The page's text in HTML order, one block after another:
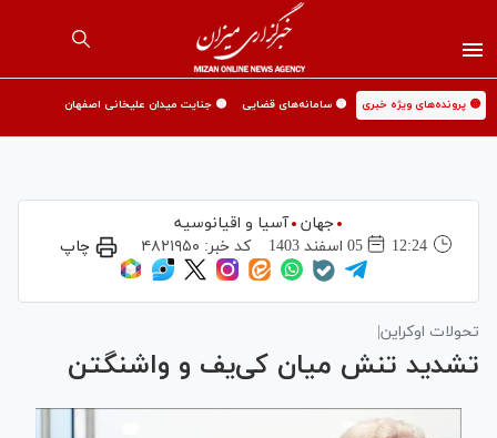
🟡 پرونده‌های ویژه خبری 🟡 سامانه‌های قضایی 🟡 جنایت میدان علیخانی اصفهان
جهان
آسیا و اقیانوسیه
12:24
05 اسفند 1403 کد خبر: ۴۸۲۱۹۵۰ چاپ
تحولات اوکراین|
تشدید تنش میان کی‌یف و واشنگتن